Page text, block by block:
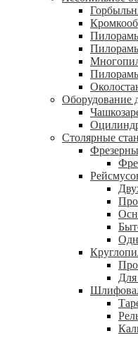
Оборудование
Столярные